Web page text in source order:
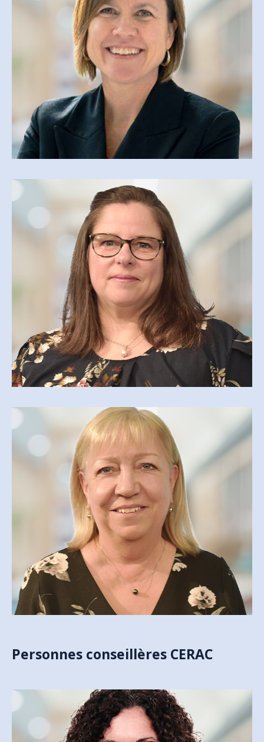
MARIE COUSINEAU
COORDONNATRICE
marie.cousineau@cegepmv.ca
JULIE MARTIN
COORDONNATRICE DES COMMUNICATIONS ET
DE LA PROMOTION
julie.martin@cegepmv.ca
MARIE-JOSÉE MASSÉ
AGENTE DE SOUTIEN ADMINISTRATIF
marie-josee.masse@cegepmv.ca
SYLVIE RIVET
Personnes conseillères CERAC